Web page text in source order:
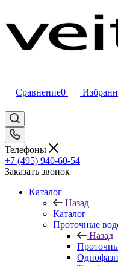
Сравнение0
Телефоны
+7 (495) 940-60-54
Заказать звонок
Каталог
Назад
Каталог
Проточные
Назад